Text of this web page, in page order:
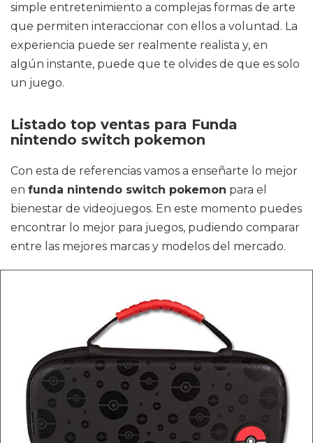
simple entretenimiento a complejas formas de arte
que permiten interaccionar con ellos a voluntad. La
experiencia puede ser realmente realista y, en
algún instante, puede que te olvides de que es solo
un juego.
Listado top ventas para Funda
nintendo switch pokemon
Con esta de referencias vamos a enseñarte lo mejor
en funda nintendo switch pokemon para el
bienestar de videojuegos. En este momento puedes
encontrar lo mejor para juegos, pudiendo comparar
entre las mejores marcas y modelos del mercado.